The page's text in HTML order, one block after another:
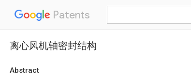
Patents
离心风机轴密封结构
Abstract